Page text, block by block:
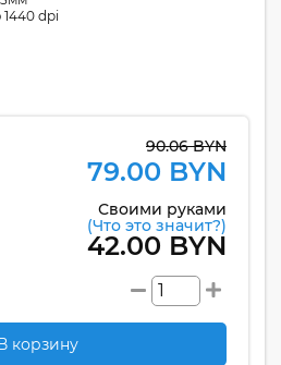
dpi
90.06 BYN
79.00 BYN
Своими руками
(Что это значит?)
42.00 BYN
корзину